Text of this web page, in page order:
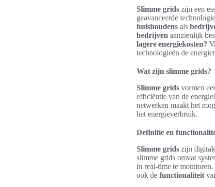
Slimme grids zijn een
geavanceerde
huishoudens als
bedrijven aanzienlijk
lagere energiekosten?
technologieën de
Wat zijn slimme grids?
Slimme grids vormen
efficiëntie van de
netwerken maakt het
het energieverbruik.
Definitie en
Slimme grids zijn
slimme grids omvat
in real-time te monitoren.
ook de functionaliteit